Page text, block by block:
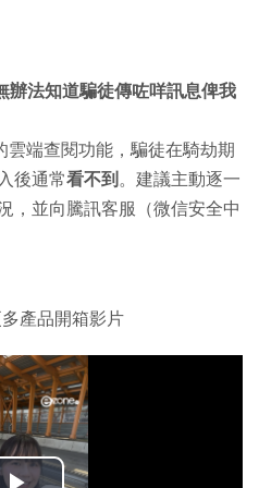
辦法知道騙徒傳咗咩訊息俾我
端查閱功能，騙徒在騎劫期
後通常看不到 。建議主動逐一
，並向騰訊客服（微信安全中
產品開箱影片